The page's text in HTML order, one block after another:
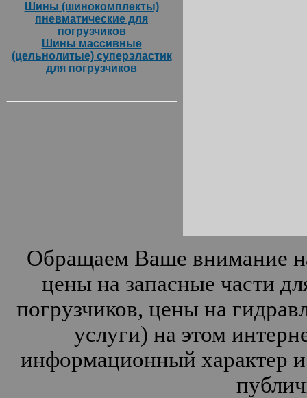
Шины (шинокомплекты)
пневматические для
погрузчиков
Шины массивные
(цельнолитые) суперэластик
для погрузчиков
Обращаем Ваше внимание
цены на запасные части
погрузчиков, цены на
услуги) на этом
информационный характер и